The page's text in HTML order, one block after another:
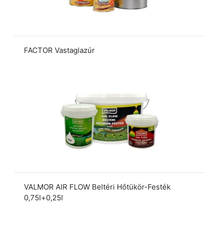
FACTOR Vastaglazúr
VALMOR AIR FLOW Beltéri Hőtükör-Festék
0,75l+0,25l